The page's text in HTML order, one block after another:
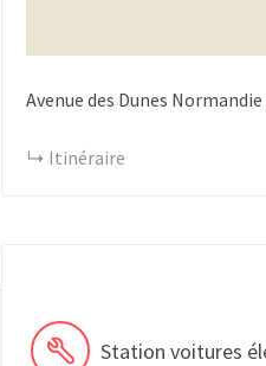
Avenue des Dunes Normandie
Itinéraire
Station voitures